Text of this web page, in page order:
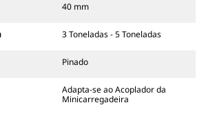
40 mm
3 Toneladas - 5 Toneladas
Pinado
Adapta-se ao Acoplador da
Minicarregadeira